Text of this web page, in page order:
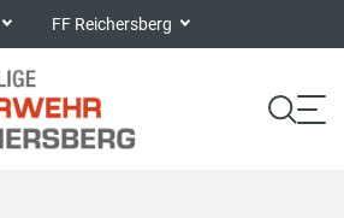
FF Reichersberg